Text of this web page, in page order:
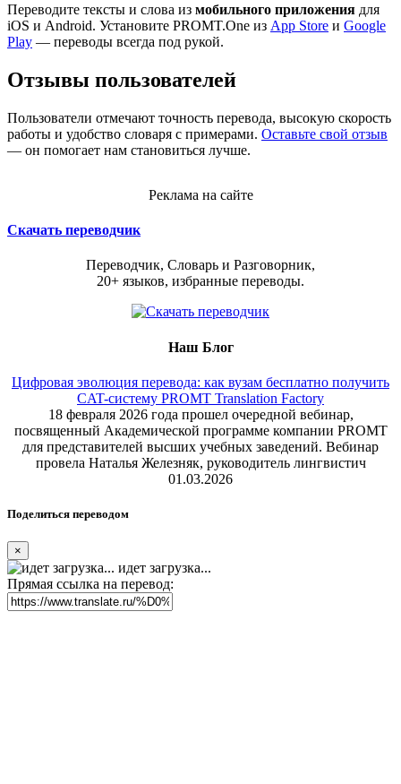
Переводите тексты и слова из мобильного приложения для
iOS и Android. Установите PROMT.One из App Store и Google
Play — переводы всегда под рукой.
Отзывы пользователей
Пользователи отмечают точность перевода, высокую скорость
работы и удобство словаря с примерами. Оставьте свой отзыв
— он помогает нам становиться лучше.
Реклама на сайте
Скачать переводчик
Переводчик, Словарь и Разговорник,
20+ языков, избранные переводы.
Наш Блог
Цифровая эволюция перевода: как вузам бесплатно получить
CAT-систему PROMT Translation Factory
18 февраля 2026 года прошел очередной вебинар,
посвященный Академической программе компании PROMT
для представителей высших учебных заведений. Вебинар
провела Наталья Железняк, руководитель лингвистич
01.03.2026
Поделиться переводом
×
идет загрузка...
Прямая ссылка на перевод: